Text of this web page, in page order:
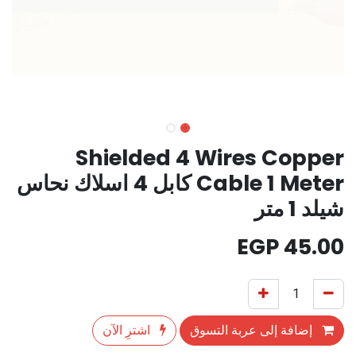
Shielded 4 Wires Copper
Cable 1 Meter كابل 4 اسلاك نحاس
شيلد 1 متر
45.00
إضافة إلى عربة التسوق اشترِ الآن